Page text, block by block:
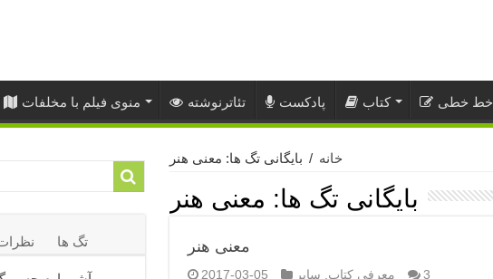
منوی فیلم با مخلفات تئاترنوشته پادکست کتاب خط خطی
خانه / بایگانی تگ ها: معنی هنر
بایگانی تگ ها: معنی هنر
معنی هنر
2017-03-05 معرفی کتاب سایر 3
تگ ها